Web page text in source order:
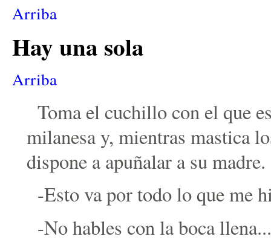
Arriba
Hay una sola
Arriba
Toma el cuchillo con el que
milanesa y, mientras mastica
dispone a apuñalar a su madre.
-Esto va por todo lo que me
-No hables con la boca llena...